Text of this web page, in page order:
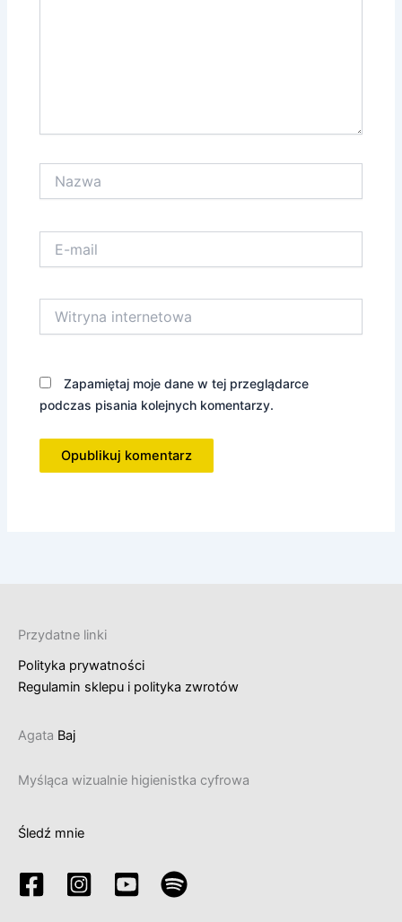
mail
internetowa
Zapamiętaj moje dane w tej przeglądarce
podczas pisania kolejnych komentarzy.
Przydatne linki
Polityka prywatności
Regulamin sklepu i polityka zwrotów
Agata Baj
Myśląca wizualnie higienistka cyfrowa
Śledź mnie